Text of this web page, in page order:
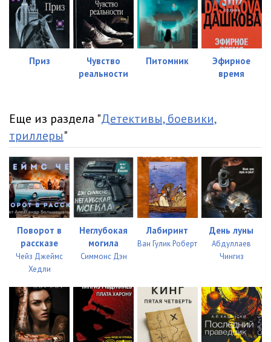
Приз
Чувство
реальности
Питомник
Эфирное
время
Еще из раздела "Детективы, боевики,
триллеры"
Поворот в
рассказе
Чейз Джеймс
Хедли
Неглубокая
могила
Симмонс Дэн
Лабиринт
Ван Гулик Роберт
День луны
Абдуллаев
Чингиз